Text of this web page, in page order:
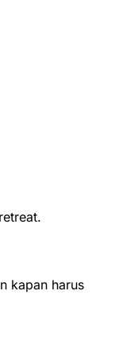
kapan harus